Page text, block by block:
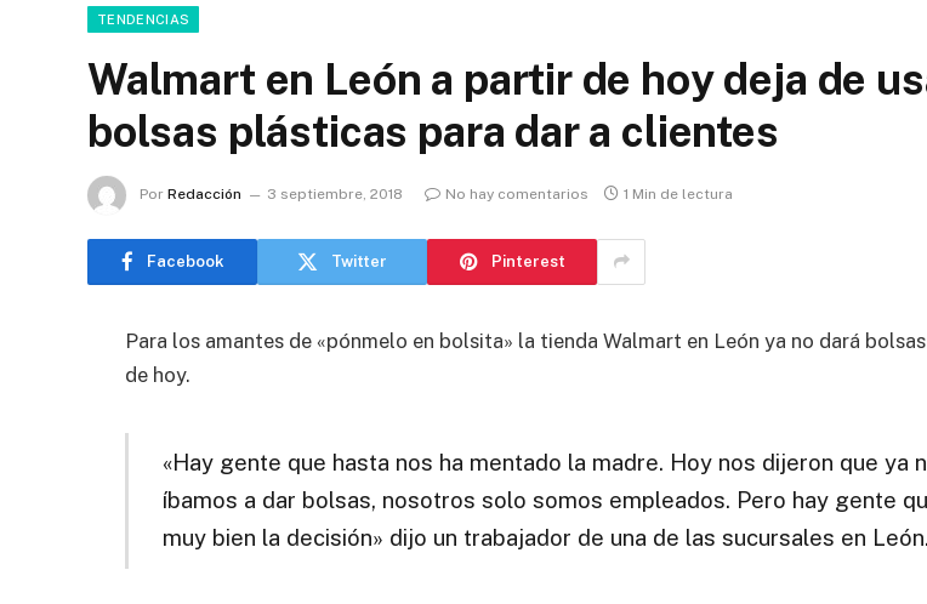
TENDENCIAS
Walmart en León a partir de hoy deja de
bolsas plásticas para dar a clientes
Por Redacción 3 septiembre, 2018 No hay comentarios 1 Min de lectura
Facebook Twitter Pinterest
Para los amantes de «pónmelo en bolsita» la tienda Walmart en León ya no dará
de hoy.
«Hay gente que hasta nos ha mentado la madre. Hoy nos dijeron que ya
íbamos a dar bolsas, nosotros solo somos empleados. Pero hay gente
muy bien la decisión» dijo un trabajador de una de las sucursales en León.